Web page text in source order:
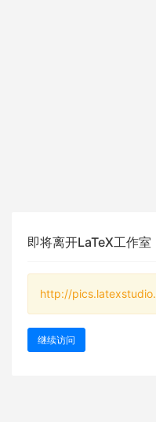
即将离开LaTeX工作
http://
继续访问